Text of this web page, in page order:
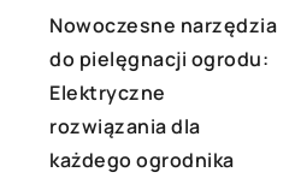
Nowoczesne narzędzia
do pielęgnacji ogrodu:
Elektryczne
rozwiązania dla
każdego ogrodnika